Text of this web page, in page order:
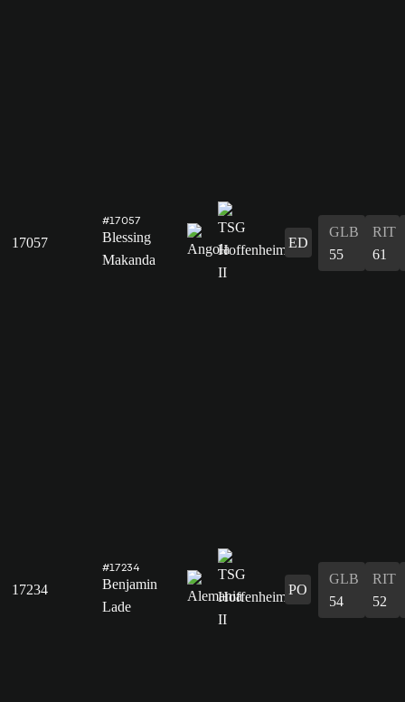
17057
#17057
Blessing
Makanda
ED
GLB
55
RIT
61
17234
#17234
Benjamin
Lade
PO
GLB
54
RIT
52